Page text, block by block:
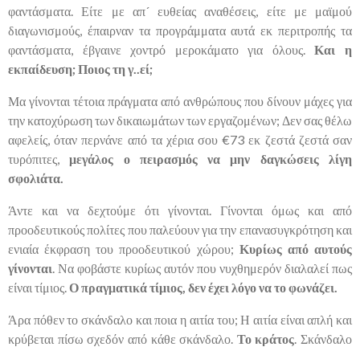
φαντάσματα. Είτε με απ´ ευθείας αναθέσεις, είτε με μαϊμού
διαγωνισμούς, έπαιρναν τα προγράμματα αυτά εκ περιτροπής τα
φαντάσματα, έβγαινε χοντρό μεροκάματο για όλους.Και η
εκπαίδευση; Ποιος τη γ..εί;
Μα γίνονται τέτοια πράγματα από ανθρώπους που δίνουν μάχες για
την κατοχύρωση των δικαιωμάτων των εργαζομένων; Δεν σας θέλω
αφελείς, όταν περνάνε από τα χέρια σου €73 εκ ζεστά ζεστά σαν
τυρόπιτες,μεγάλος ο πειρασμός να μην δαγκώσεις λίγη
σφολιάτα.
Άντε και να δεχτούμε ότι γίνονται. Γίνονται όμως και από
προοδευτικούς πολίτες που παλεύουν για την επανασυγκρότηση και
ενιαία έκφραση του προοδευτικού χώρου; Κυρίως από αυτούς
γίνονται . Να φοβάστε κυρίως αυτόν που νυχθημερόν διαλαλεί πως
είναι τίμιος. Ο πραγματικά τίμιος, δεν έχει λόγο να το φωνάζει.
Άρα πόθεν το σκάνδαλο και ποια η αιτία του; Η αιτία είναι απλή και
κρύβεται πίσω σχεδόν από κάθε σκάνδαλο. Το κράτος . Σκάνδαλο